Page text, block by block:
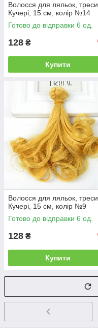
Волосся для ляльок, треси,
Кучері, 15 см, колір №14
Готово до відправки 6 од.
128 ₴
Купити
Волосся для ляльок, треси,
Кучері, 15 см, колір №9
Готово до відправки 6 од.
128 ₴
Купити